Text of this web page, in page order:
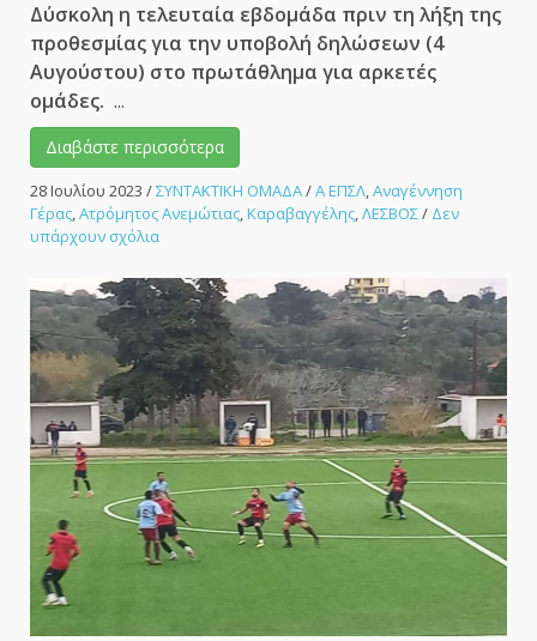
Δύσκολη η τελευταία εβδομάδα πριν τη λήξη της
προθεσμίας για την υποβολή δηλώσεων (4
Αυγούστου) στο πρωτάθλημα για αρκετές
ομάδες. ...
Διαβάστε περισσότερα
28 Ιουλίου 2023 /ΣΥΝΤΑΚΤΙΚΗ ΟΜΑΔΑ/Α ΕΠΣΛ,Αναγέννηση
Γέρας,Ατρόμητος Ανεμώτιας,Καραβαγγέλης,ΛΕΣΒΟΣ/ Δεν
υπάρχουν σχόλιαστο
Αγωνία
σε
Γέρα,
Στύψη
και
Ανεμώτια.
–
ΑΘΛΗΤΙΚΟ
ΜΕΤΩΠΟ